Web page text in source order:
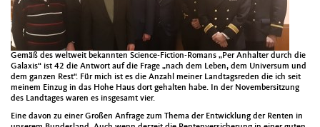
Gemäß des weltweit bekannten Science-Fiction-Romans „Per Anhalter durch die
Galaxis“ ist 42 die Antwort auf die Frage „nach dem Leben, dem Universum und
dem ganzen Rest“. Für mich ist es die Anzahl meiner Landtagsreden die ich seit
meinem Einzug in das Hohe Haus dort gehalten habe. In der Novembersitzung
des Landtages waren es insgesamt vier.
Eine davon zu einer Großen Anfrage zum Thema der Entwicklung der Renten in